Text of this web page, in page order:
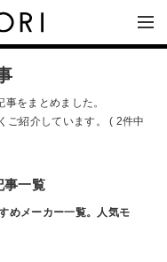
をまとめました。
ご紹介しています。 ( 2件中
事一覧
めメーカー一覧。人気モ